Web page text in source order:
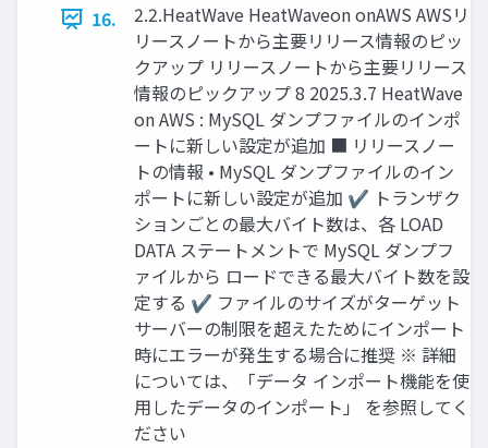
16.
2.2.HeatWave HeatWaveon onAWS AWSリ
リースノートから主要リリース情報のピッ
クアップ リリースノートから主要リリース
情報のピックアップ 8 2025.3.7 HeatWave
on AWS : MySQL ダンプファイルのインポ
ートに新しい設定が追加 ■ リリースノー
トの情報 • MySQL ダンプファイルのイン
ポートに新しい設定が追加 ✔ トランザク
ションごとの最大バイト数は、各 LOAD
DATA ステートメントで MySQL ダンプフ
ァイルから ロードできる最大バイト数を設
定する ✔ ファイルのサイズがターゲット
サーバーの制限を超えたためにインポート
時にエラーが発生する場合に推奨 ※ 詳細
については、「データ インポート機能を使
用したデータのインポート」 を参照してく
ださい